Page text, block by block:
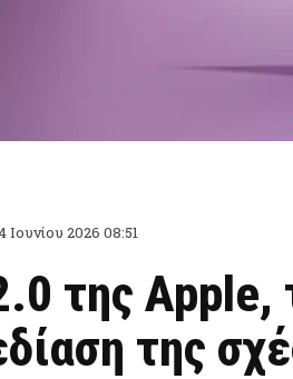
Ιουνίου 2026 08:51
της Apple,
της